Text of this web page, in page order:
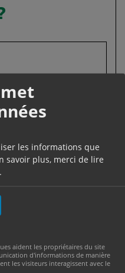
les informations que
savoir plus, merci de lire
.
aident les propriétaires du site
d'informations de manière
les visiteurs interagissent avec le
un logement